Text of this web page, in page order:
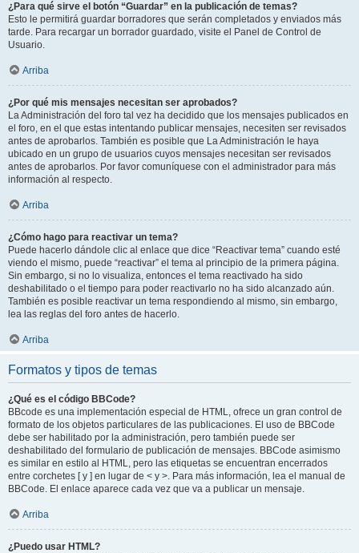
¿Para qué sirve el botón “Guardar” en la publicación de temas?
Esto le permitirá guardar borradores que serán completados y enviados más
tarde. Para recargar un borrador guardado, visite el Panel de Control de
Usuario.
Arriba
¿Por qué mis mensajes necesitan ser aprobados?
La Administración del foro tal vez ha decidido que los mensajes publicados en
el foro, en el que estas intentando publicar mensajes, necesiten ser revisados
antes de aprobarlos. También es posible que La Administración le haya
ubicado en un grupo de usuarios cuyos mensajes necesitan ser revisados
antes de aprobarlos. Por favor comuníquese con el administrador para más
información al respecto.
Arriba
¿Cómo hago para reactivar un tema?
Puede hacerlo dándole clic al enlace que dice “Reactivar tema” cuando esté
viendo el mismo, puede “reactivar” el tema al principio de la primera página.
Sin embargo, si no lo visualiza, entonces el tema reactivado ha sido
deshabilitado o el tiempo para poder reactivarlo no ha sido alcanzado aún.
También es posible reactivar un tema respondiendo al mismo, sin embargo,
lea las reglas del foro antes de hacerlo.
Arriba
Formatos y tipos de temas
¿Qué es el código BBCode?
BBcode es una implementación especial de HTML, ofrece un gran control de
formato de los objetos particulares de las publicaciones. El uso de BBCode
debe ser habilitado por la administración, pero también puede ser
deshabilitado del formulario de publicación de mensajes. BBCode asimismo
es similar en estilo al HTML, pero las etiquetas se encuentran encerrados
entre corchetes [ y ] en lugar de < y >. Para más información, lea el manual de
BBCode. El enlace aparece cada vez que va a publicar un mensaje.
Arriba
¿Puedo usar HTML?